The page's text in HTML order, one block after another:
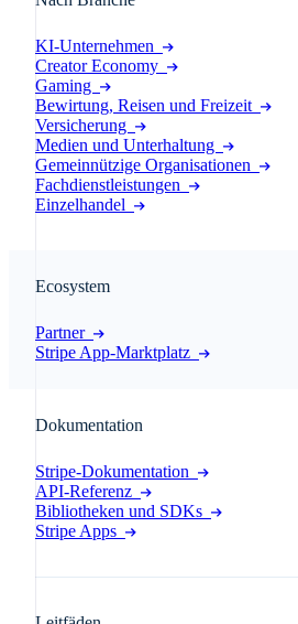
KI-Unternehmen
Creator Economy
Gaming
Bewirtung, Reisen und Freizeit
Versicherung
Medien und Unterhaltung
Gemeinnützige Organisationen
Fachdienstleistungen
Einzelhandel
Ecosystem
Partner
Stripe App-Marktplatz
Dokumentation
Stripe-Dokumentation
API-Referenz
Bibliotheken und SDKs
Stripe Apps